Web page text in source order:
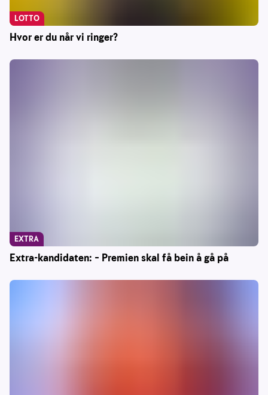
Hvor er du når vi ringer?
LOTTO
Extra-kandidaten: – Premien skal få bein å gå på
EXTRA